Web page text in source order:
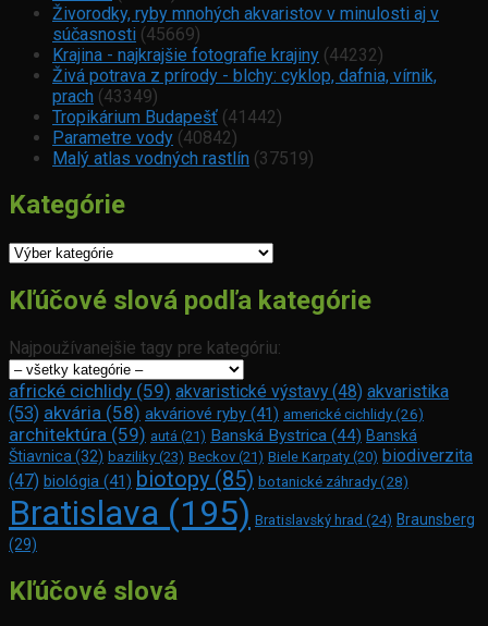
Živorodky, ryby mnohých akvaristov v minulosti aj v
súčasnosti (45669)
Krajina - najkrajšie fotografie krajiny (44232)
Živá potrava z prírody - blchy: cyklop, dafnia, vírnik,
prach (43349)
Tropikárium Budapešť (41442)
Parametre vody (40842)
Malý atlas vodných rastlín (37519)
Kategórie
Kategórie
Kľúčové slová podľa kategórie
Najpoužívanejšie tagy pre kategóriu:
africké cichlidy (59) akvaristické výstavy (48) akvaristika
(53) akvária (58) akváriové ryby (41) americké cichlidy (26)
architektúra (59) autá (21) Banská Bystrica (44) Banská
Štiavnica (32) baziliky (23) Beckov (21) Biele Karpaty (20) biodiverzita
(47) biológia (41) biotopy (85) botanické záhrady(28)
Bratislava (195) Bratislavský hrad (24) Braunsberg
(29)
Kľúčové slová